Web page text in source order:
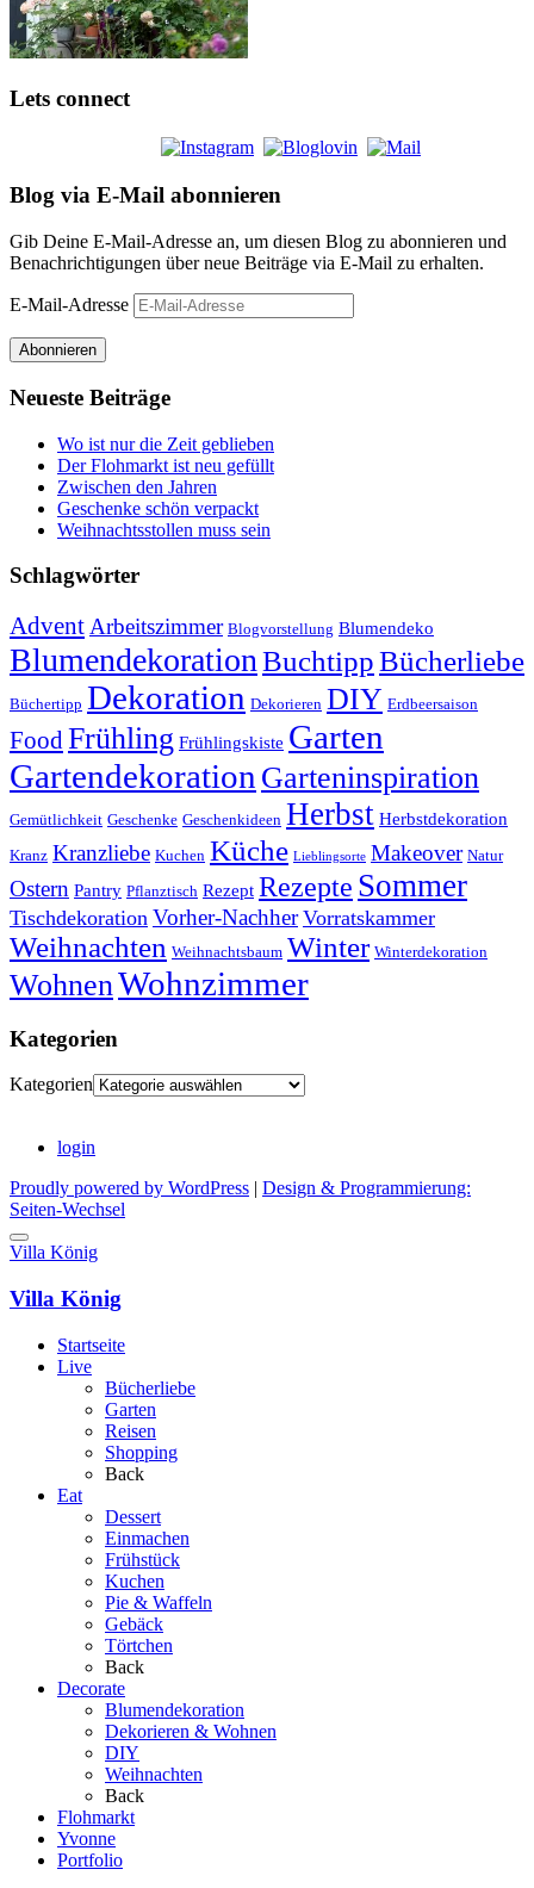
Lets connect
Blog via E-Mail abonnieren
Gib Deine E-Mail-Adresse an, um diesen Blog zu abonnieren und
Benachrichtigungen über neue Beiträge via E-Mail zu erhalten.
E-Mail-Adresse
Abonnieren
Neueste Beiträge
Wo ist nur die Zeit geblieben
Der Flohmarkt ist neu gefüllt
Zwischen den Jahren
Geschenke schön verpackt
Weihnachtsstollen muss sein
Schlagwörter
Advent Arbeitszimmer Blogvorstellung Blumendeko
Blumendekoration BuchtippBücherliebe
Büchertipp Dekoration Dekorieren DIY Erdbeersaison
FoodFrühling Frühlingskiste Garten
Gartendekoration Garteninspiration
Gemütlichkeit Geschenke Geschenkideen Herbst Herbstdekoration
Kranz Kranzliebe Kuchen Küche Lieblingsorte Makeover Natur
Ostern Pantry Pflanztisch Rezept Rezepte Sommer
Tischdekoration Vorher-Nachher Vorratskammer
Weihnachten Weihnachtsbaum Winter Winterdekoration
WohnenWohnzimmer
Kategorien
Kategorien
login
Proudly powered by WordPress
Design & Programmierung:
Seiten-Wechsel
Villa König
Villa König
Startseite
Live
Bücherliebe
Garten
Reisen
Shopping
Back
Eat
Dessert
Einmachen
Frühstück
Kuchen
Pie & Waffeln
Gebäck
Törtchen
Back
Decorate
Blumendekoration
Dekorieren & Wohnen
DIY
Weihnachten
Back
Flohmarkt
Yvonne
Portfolio